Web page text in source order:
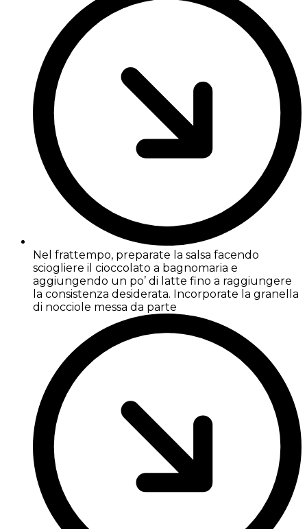
Nel frattempo, preparate la salsa facendo
sciogliere il cioccolato a bagnomaria e
aggiungendo un po’ di latte fino a raggiungere
la consistenza desiderata. Incorporate la granella
di nocciole messa da parte